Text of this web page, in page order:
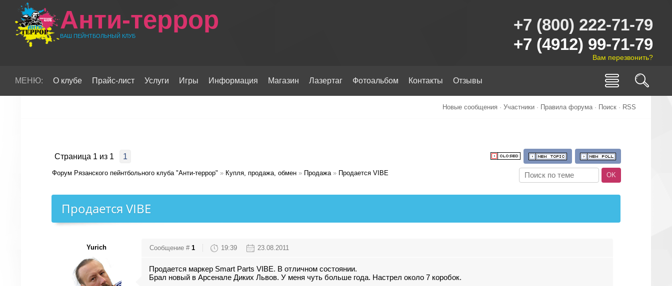
Анти-террор
ВАШ ПЕЙНТБОЛЬНЫЙ КЛУБ
+7 (800) 222-71-79
+7 (4912) 99-71-79
Вам перезвонить?
МЕНЮ: О клубе Прайс-лист Услуги Игры Информация Магазин Лазертаг Фотоальбом Контакты Отзывы
Новые сообщения · Участники · Правила форума· Поиск · RSS
Страница 1 из 1 1
Форум Рязанского пейнтбольного клуба "Анти-террор" » Купля, продажа, обмен » Продажа » Продается VIBE
Продается VIBE
Yurich Сообщение # 1 19:39 23.08.2011
Продается маркер Smart Parts VIBE. В отличном состоянии.
Брал новый в Арсенале Диких Львов. У меня чуть больше года. Настрел около 7 коробок.